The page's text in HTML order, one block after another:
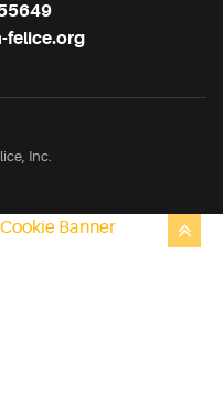
felice.org
Inc.
Banner